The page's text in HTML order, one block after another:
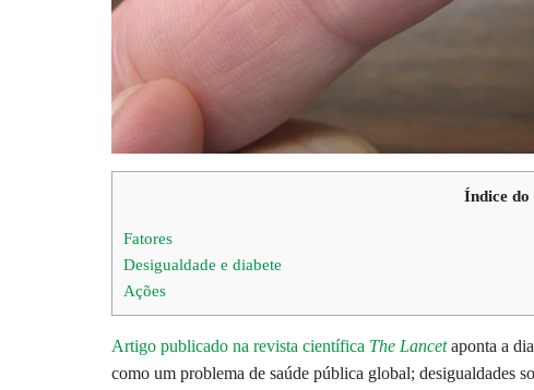
Índice
Fatores
Desigualdade e diabete
Ações
Artigo publicado na revista científica The Lancetaponta a
como um problema de saúde pública global; desigualdades